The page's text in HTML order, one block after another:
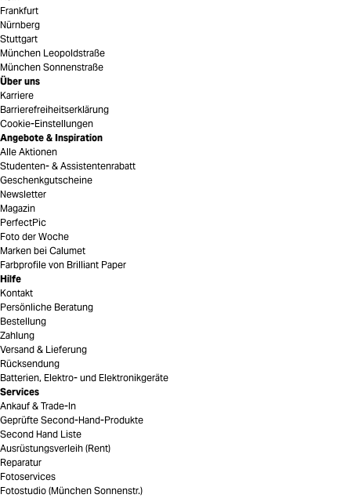
Frankfurt
Nürnberg
Stuttgart
München Leopoldstraße
München Sonnenstraße
Über uns
Karriere
Barrierefreiheitserklärung
Cookie-Einstellungen
Angebote & Inspiration
Alle Aktionen
Studenten- & Assistentenrabatt
Geschenkgutscheine
Newsletter
Magazin
PerfectPic
Foto der Woche
Marken bei Calumet
Farbprofile von Brilliant Paper
Hilfe
Kontakt
Persönliche Beratung
Bestellung
Zahlung
Versand & Lieferung
Rücksendung
Batterien, Elektro- und Elektronikgeräte
Services
Ankauf & Trade-In
Geprüfte Second-Hand-Produkte
Second Hand Liste
Ausrüstungsverleih (Rent)
Reparatur
Fotoservices
Fotostudio (München Sonnenstr.)